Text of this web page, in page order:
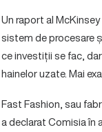
Un raport al
sistem de procesare
ce investiții se fac,
hainelor uzate. Mai
Fast Fashion, sau
a declarat Comisia în